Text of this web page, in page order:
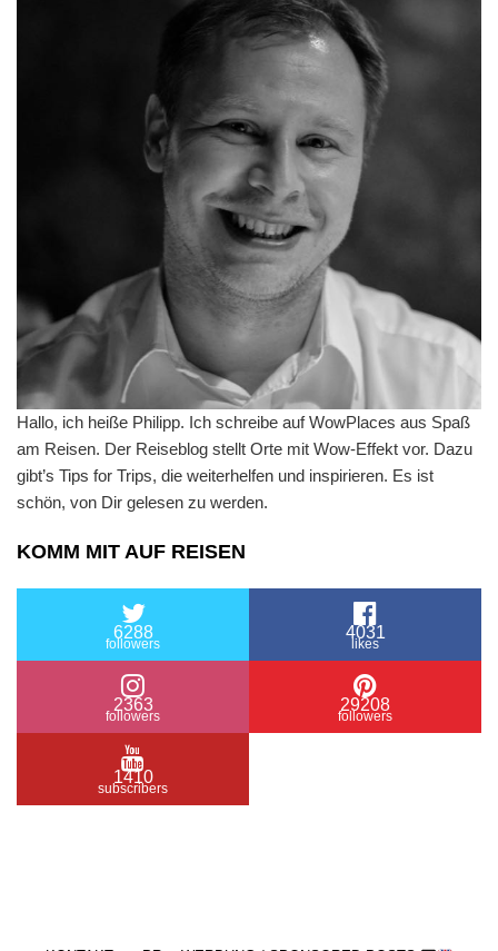
Hallo, ich heiße Philipp. Ich schreibe auf WowPlaces aus Spaß
am Reisen. Der Reiseblog stellt Orte mit Wow-Effekt vor. Dazu
gibt’s Tips for Trips, die weiterhelfen und inspirieren. Es ist
schön, von Dir gelesen zu werden.
KOMM MIT AUF REISEN
6288
followers
4031
likes
2363
followers
29208
followers
1410
subscribers